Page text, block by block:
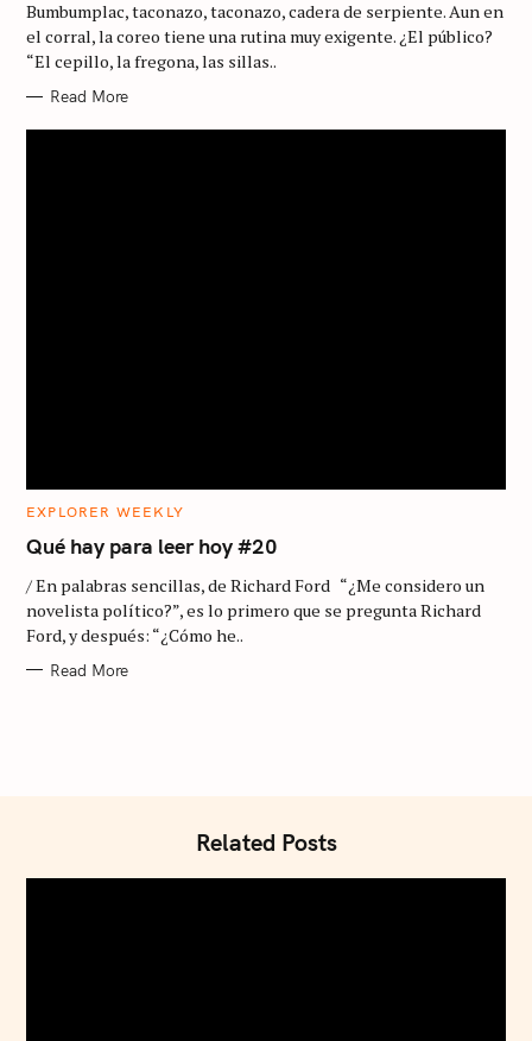
O
R
I
E
Bumbumplac, taconazo, taconazo, cadera de serpiente. Aun en
el corral, la coreo tiene una rutina muy exigente. ¿El público?
“El cepillo, la fregona, las sillas..
Read More
C
T
E
O
I
E
EXPLORER WEEKLY
Qué hay para leer hoy #20
/ En palabras sencillas, de Richard Ford “¿Me considero un
novelista político?”, es lo primero que se pregunta Richard
Ford, y después: “¿Cómo he..
Read More
Related Posts
r
: